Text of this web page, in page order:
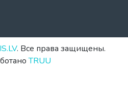
. Все права защищены.
TRUU